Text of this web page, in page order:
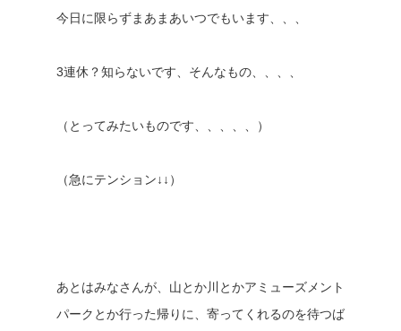
今日に限らずまあまあいつでもいます、、、
3連休？知らないです、そんなもの、、、、
（とってみたいものです、、、、、）
（急にテンション↓↓）
あとはみなさんが、山とか川とかアミューズメント
パークとか行った帰りに、寄ってくれるのを待つば